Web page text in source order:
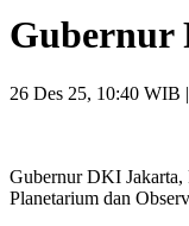
Gubernur
26 Des 25, 10:40 WIB
Gubernur DKI Jakarta,
Planetarium dan